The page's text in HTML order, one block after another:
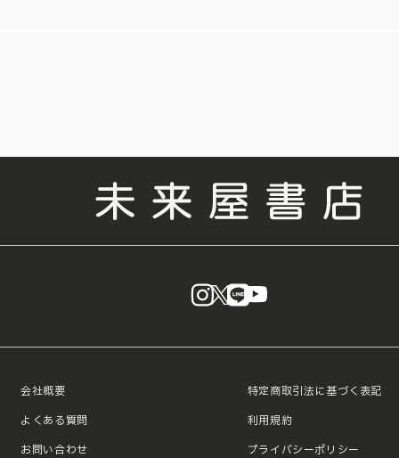
instagram
X LINE
会社概要
よくある質問
お問い合わせ
特定商取引法に基づく表記
利用規約
プライバシーポリシー